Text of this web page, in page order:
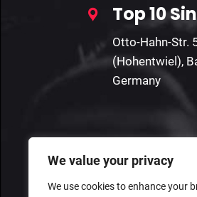
We value your privacy
We use cookies to enhance your
Top 10
Otto-Hahn-Str.
(Hohentwiel),
Germany